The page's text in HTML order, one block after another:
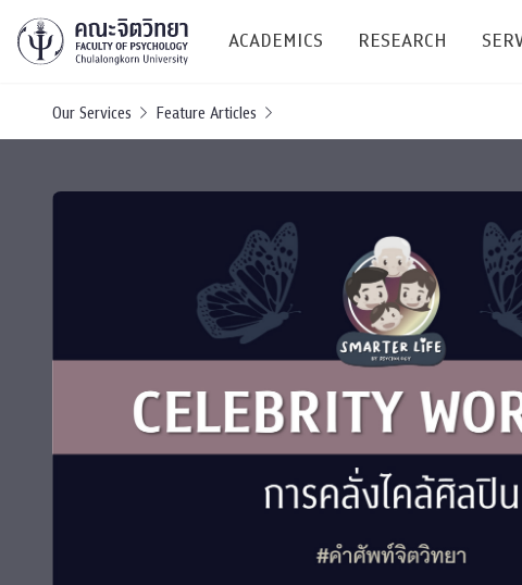
ACADEMICS
Undergraduate
Bachelor of Science
(B.Sc.)
Current Students
RESEARCH
Research
Conference
International
TICP 2023
SSBW Activities
Grants and
Our Services Feature Articles